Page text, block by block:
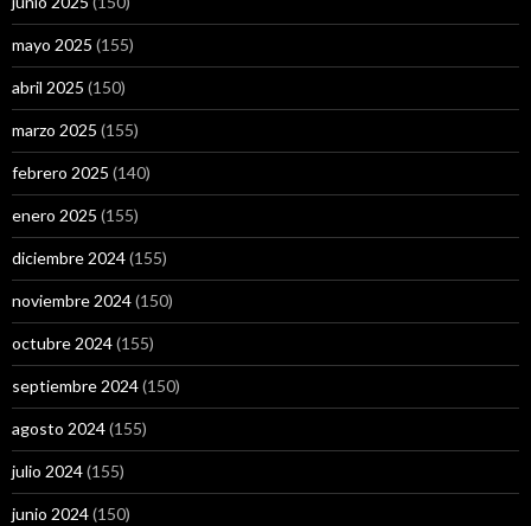
mayo 2025 (155)
abril 2025 (150)
marzo 2025 (155)
febrero 2025 (140)
enero 2025 (155)
diciembre 2024(155)
noviembre 2024(150)
octubre 2024(155)
septiembre 2024(150)
agosto 2024(155)
julio 2024(155)
junio 2024(150)